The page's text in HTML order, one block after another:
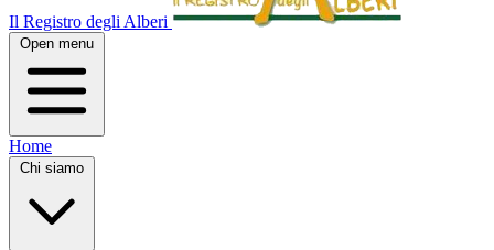
Il Registro degli Alberi
Open menu
Home
Chi siamo